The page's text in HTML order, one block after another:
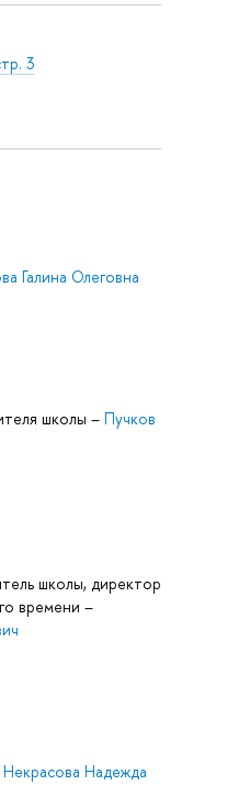
3
Галина Олеговна
школы – Пучков
школы, директор
времени –
Некрасова Надежда